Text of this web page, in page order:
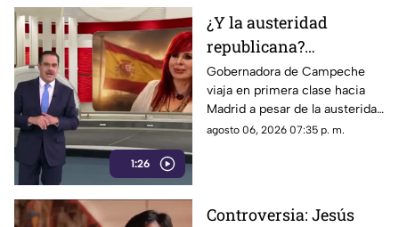
1:26
¿Y la austeridad
republicana?
Gobernadora Layda
Sansores viaja en
primera clase hacia
Madrid
Gobernadora de Campeche
viaja en primera clase hacia
Madrid a pesar de la austeridad
republicana.
agosto 06, 2026 07:35 p. m.
Controversia: Jesús